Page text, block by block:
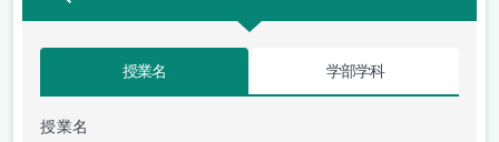
授業名 学部学科
授業名